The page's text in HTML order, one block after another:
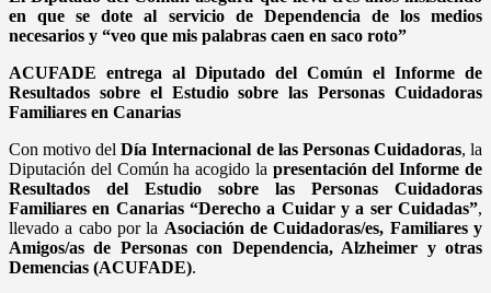
en que se dote al servicio de Dependencia de los medios
necesarios y “veo que mis palabras caen en saco roto”
ACUFADE entrega al Diputado del Común el Informe de
Resultados sobre el Estudio sobre las Personas Cuidadoras
Familiares en Canarias
Con motivo delDía Internacional de las Personas Cuidadoras, la
Diputación del Común ha acogido la presentación del Informe de
Resultados del Estudio sobre las Personas Cuidadoras
Familiares en Canarias “Derecho a Cuidar y a ser Cuidadas”,
llevado a cabo por la Asociación de Cuidadoras/es, Familiares y
Amigos/as de Personas con Dependencia, Alzheimer y otras
Demencias (ACUFADE).